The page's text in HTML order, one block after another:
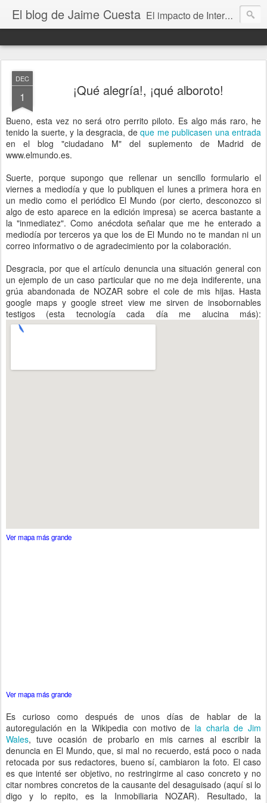
El blog de Jaime Cuesta El impacto de Internet en la sociedad visto con mis propios ojos
DEC
1 ¡Qué alegría!, ¡qué alboroto!
Bueno, esta vez no será otro perrito piloto. Es algo más raro, he
tenido la suerte, y la desgracia, deque me publicasen una entrada
en el blog "ciudadano M" del suplemento de Madrid de
www.elmundo.es.
Suerte, porque supongo que rellenar un sencillo formulario el
viernes a mediodía y que lo publiquen el lunes a primera hora en
un medio como el periódico El Mundo (por cierto, desconozco si
algo de esto aparece en la edición impresa) se acerca bastante a
la "inmediatez". Como anécdota señalar que me he enterado a
mediodía por terceros ya que los de El Mundo no te mandan ni un
correo informativo o de agradecimiento por la colaboración.
Desgracia, por que el artículo denuncia una situación general con
un ejemplo de un caso particular que no me deja indiferente, una
grúa abandonada de NOZAR sobre el cole de mis hijas. Hasta
google maps y google street view me sirven de insobornables
testigos (esta tecnología cada día me alucina más):
Ver mapa más grande
Ver mapa más grande
Es curioso como después de unos días de hablar de la
autoregulación en la Wikipedia con motivo de la charla de Jim
Wales, tuve ocasión de probarlo en mis carnes al escribir la
denuncia en El Mundo, que, si mal no recuerdo, está poco o nada
retocada por sus redactores, bueno sí, cambiaron la foto. El caso
es que intenté ser objetivo, no restringirme al caso concreto y no
citar nombres concretos de la causante del desaguisado (aquí si lo
digo y lo repito, es la Inmobiliaria NOZAR). Resultado, la